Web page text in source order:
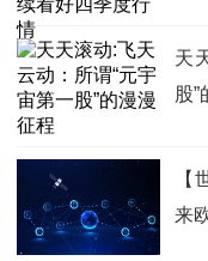
天
股
【
来